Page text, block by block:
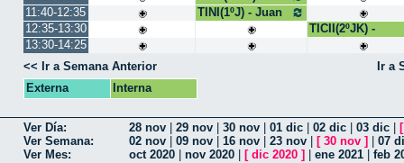
Juan Pedro
11:40-12:35
TINI(1ºJ) - Juan
12:35-13:30
TICII(2ºJK) -
Juan Pedro
13:30-14:25
<< Ir a Semana Anterior
Ir a
Externa
Interna
Ver Día: 28 nov 29 nov 30 nov 01 dic 02 dic 03 dic
Ver Semana:
02 nov 09 nov 16 nov 23 nov [ 30 nov ]
07
Ver Mes:
oct 2020 nov 2020 [ dic 2020 ] ene 2021 feb